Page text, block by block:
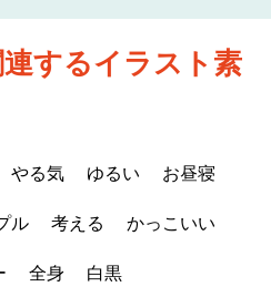
するイラスト素
やる気 ゆるい お昼寝
ル 考える かっこいい
全身 白黒